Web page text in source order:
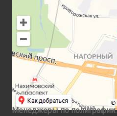
Менеджеры по полиграфии: